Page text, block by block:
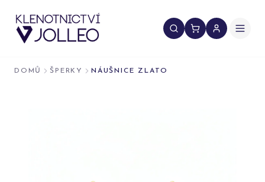
DOMŮ ŠPERKY NÁUŠNICE ZLATO